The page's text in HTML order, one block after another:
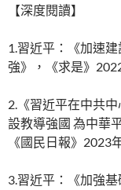
【深度閱讀】
1.習近平：《加速
強》，《求是》
2.《習近平在中共
設教導強國 為中華
《國民日報》2023
3.習近平：《加強